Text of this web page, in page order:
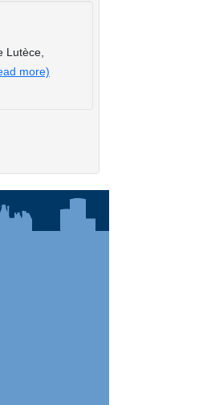
Lutèce,
more)